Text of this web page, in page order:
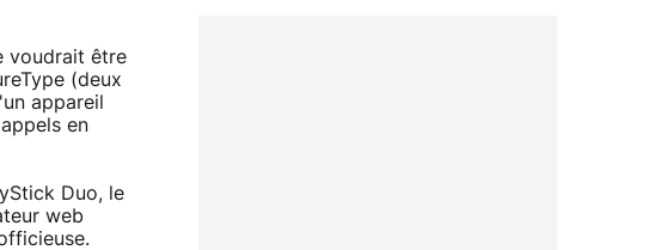
voudrait être
(deux
appareil
en
Duo, le
web